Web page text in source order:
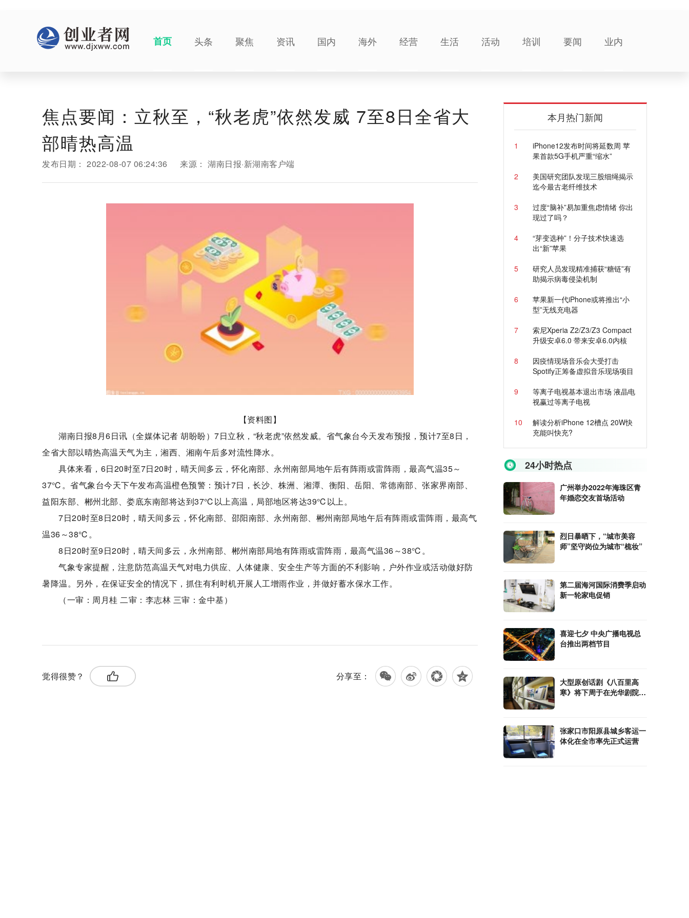
首页 头条 聚焦 资讯 国内 海外 经营 生活 活动 培训 要闻 业内
焦点要闻：立秋至，“秋老虎”依然发威 7至8日全省大
部晴热高温
发布日期： 2022-08-07 06:24:36 来源： 湖南日报·新湖南客户端
【资料图】
湖南日报8月6日讯（全媒体记者 胡盼盼）7日立秋，“秋老虎”依然发威。省气象台今天发布预报，预计7至8日，
全省大部以晴热高温天气为主，湘西、湘南午后多对流性降水。
具体来看，6日20时至7日20时，晴天间多云，怀化南部、永州南部局地午后有阵雨或雷阵雨，最高气温35～
37℃。省气象台今天下午发布高温橙色预警：预计7日，长沙、株洲、湘潭、衡阳、岳阳、常德南部、张家界南部、
益阳东部、郴州北部、娄底东南部将达到37℃以上高温，局部地区将达39℃以上。
7日20时至8日20时，晴天间多云，怀化南部、邵阳南部、永州南部、郴州南部局地午后有阵雨或雷阵雨，最高气
温36～38℃。
8日20时至9日20时，晴天间多云，永州南部、郴州南部局地有阵雨或雷阵雨，最高气温36～38℃。
气象专家提醒，注意防范高温天气对电力供应、人体健康、安全生产等方面的不利影响，户外作业或活动做好防
暑降温。另外，在保证安全的情况下，抓住有利时机开展人工增雨作业，并做好蓄水保水工作。
（一审：周月桂 二审：李志林 三审：金中基）
觉得很赞？ 分享至：
本月热门新闻
1
iPhone12发布时间将延数周 苹
果首款5G手机严重“缩水”
2
美国研究团队发现三股细绳揭示
迄今最古老纤维技术
3
过度“脑补”易加重焦虑情绪 你出
现过了吗？
4
“芽变选种”！分子技术快速选
出“新”苹果
5
研究人员发现精准捕获“糖链”有
助揭示病毒侵染机制
6
苹果新一代iPhone或将推出“小
型”无线充电器
7
索尼Xperia Z2/Z3/Z3 Compact
升级安卓6.0 带来安卓6.0内核
8
因疫情现场音乐会大受打击
Spotify正筹备虚拟音乐现场项目
9
等离子电视基本退出市场 液晶电
视赢过等离子电视
10
解读分析iPhone 12槽点 20W快
充能叫快充?
24小时热点
广州举办2022年海珠区青
年婚恋交友首场活动
烈日暴晒下，“城市美容
师”坚守岗位为城市“梳妆”
第二届海河国际消费季启动
新一轮家电促销
喜迎七夕 中央广播电视总
台推出两档节目
大型原创话剧《八百里高
寒》将下周于在光华剧院上
张家口市阳原县城乡客运一
体化在全市率先正式运营